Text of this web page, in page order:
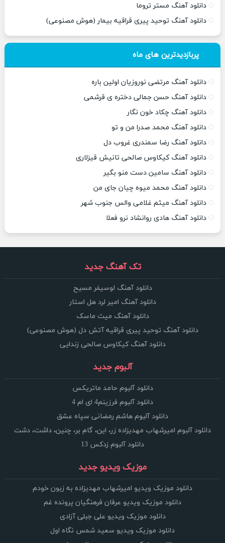
دانلود آهنگ مستر تروما
دانلود آهنگ توحید پیری قراقیه بیمار (هوش مصنوعی)
پربازدیدترین های ماه
دانلود آهنگ مرتضی نوروزیان اولین باره
دانلود آهنگ حسن جمالی دختره ی قرشمی
دانلود آهنگ چکاد خون نگار
دانلود آهنگ محمد صدرا من و تو
دانلود آهنگ رضا سمندری غروب دل
دانلود آهنگ کیکاوس صالحی تانیش قیزلاری
دانلود آهنگ سامین دست منو بگیر
دانلود آهنگ محمد میوه چیان جای من
دانلود آهنگ میثم غلامی والس جنوب شهر
دانلود آهنگ هادی روانشاد نرو فعلا
تک آهنگ جدید
دانلود آهنگ لوسیفر مسیح
دانلود آهنگ امیر لرد هل استار
دانلود آهنگ میث ماسک
دانلود آهنگ توحید پیری قراقیه آتش دل (هوش مصنوعی)
دانلود آهنگ کیکاوس صالحی زندایی
آلبوم جدید
دانلود آلبوم حامد ماتریکس
دانلود آلبوم فرزینم4 ای ام 4
دانلود آلبوم هاشم رمضانی سپاه عشق
دانلود آلبوم امیرشهاب مهدیزاده زر، این، گام بر، چنین، داشت، دشت
دانلود آلبوم زدکس 13
موزیک ویدیو جدید
دانلود موزیک ویدیو امیرشهاب مهدیزاده به زبون خودم
دانلود موزیک ویدیو عرفان فرهنگیان پرونده غم
دانلود موزیک ویدیو علی جبلی آزادی
دانلود موزیک ویدیو سعید شمس نگاه اول